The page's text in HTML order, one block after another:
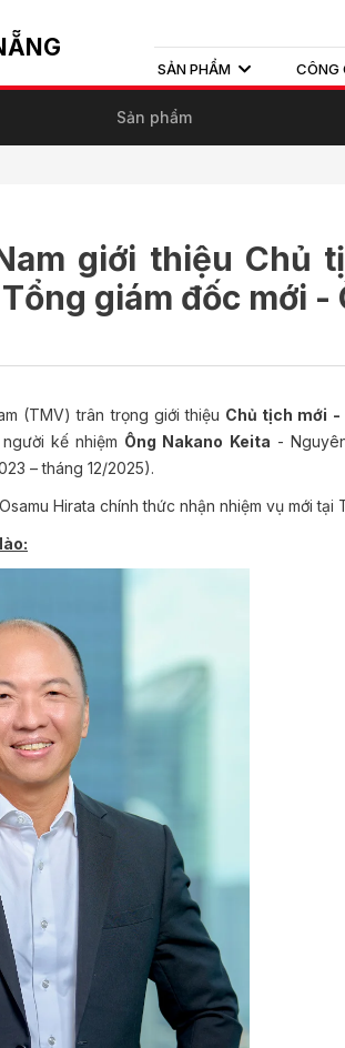
SẢN PHẨM CÔNG
Sản phẩm
giới thiệu Chủ
giám đốc mới -
(TMV) trân trọng giới thiệu Chủ tịch mới -
, người kế nhiệm Ông Nakano Keita -
– tháng 12/2025).
Hirata chính thức nhận nhiệm vụ mới tại